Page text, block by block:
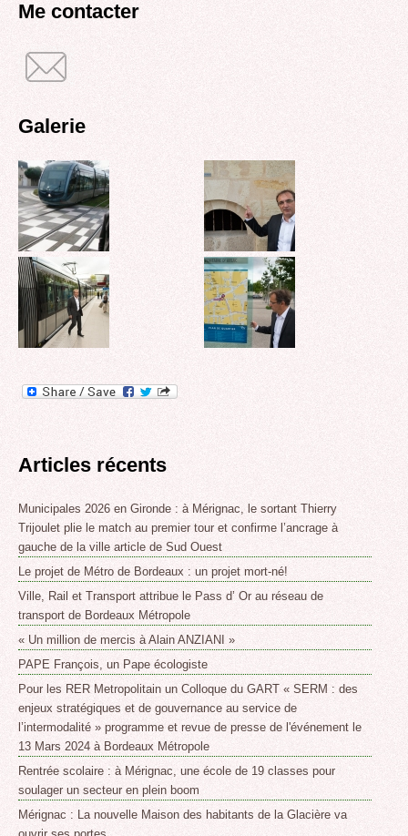
Me contacter
Galerie
Articles récents
Municipales 2026 en Gironde : à Mérignac, le sortant Thierry
Trijoulet plie le match au premier tour et confirme l’ancrage à
gauche de la ville article de Sud Ouest
Le projet de Métro de Bordeaux : un projet mort-né!
Ville, Rail et Transport attribue le Pass d’ Or au réseau de
transport de Bordeaux Métropole
« Un million de mercis à Alain ANZIANI »
PAPE François, un Pape écologiste
Pour les RER Metropolitain un Colloque du GART « SERM : des
enjeux stratégiques et de gouvernance au service de
l’intermodalité » programme et revue de presse de l'événement le
13 Mars 2024 à Bordeaux Métropole
Rentrée scolaire : à Mérignac, une école de 19 classes pour
soulager un secteur en plein boom
Mérignac : La nouvelle Maison des habitants de la Glacière va